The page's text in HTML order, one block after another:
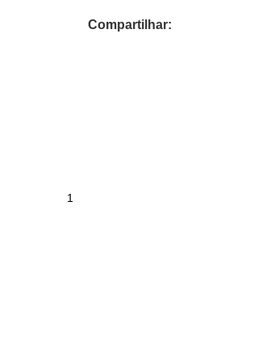
Compartilhar: